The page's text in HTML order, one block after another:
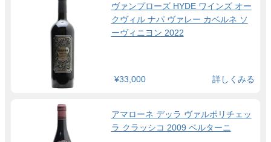
ヴァンプローズ HYDE ワインズ オー
クヴィル ナパ ヴァレー カベルネ ソ
ーヴィニヨン 2022
¥33,000 詳しくみる
アマローネ デッラ ヴァルポリチェッ
ラ クラッシコ 2009 ベルターニ